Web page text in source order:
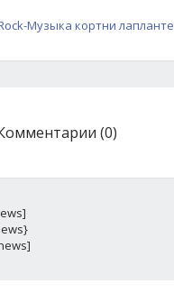
Музыка кортни лапланте
(0)